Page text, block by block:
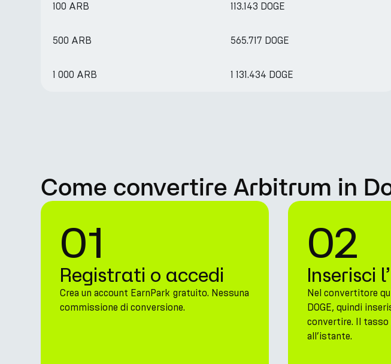
100 ARB 113.143 DOGE
500 ARB 565.717 DOGE
1 000 ARB 1 131.434 DOGE
Come convertire Arbitrum in
01
Registrati o accedi
Crea un account EarnPark gratuito. Nessuna
commissione di conversione.
02
Inserisci
Nel convertitore
DOGE, quindi
convertire. Il tasso
all’istante.